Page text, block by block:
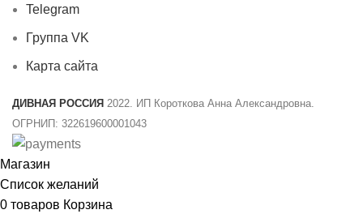
Telegram
Группа VK
Карта сайта
ДИВНАЯ РОССИЯ 2022. ИП Короткова Анна Александровна.
ОГРНИП: 322619600001043
Магазин
Список желаний
0 товаров Корзина